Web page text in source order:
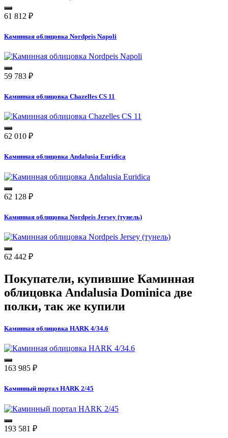
61 812 ₽
Каминная облицовка Nordpeis Napoli
59 783 ₽
Каминная облицовка Chazelles CS 11
62 010 ₽
Каминная облицовка Andalusia Euridica
62 128 ₽
Каминная облицовка Nordpeis Jersey (тунель)
62 442 ₽
Покупатели, купившие Каминная
облицовка Andalusia Dominica две
полки, так же купили
Каминная облицовка HARK 4/34.6
163 985 ₽
Каминный портал HARK 2/45
193 581 ₽